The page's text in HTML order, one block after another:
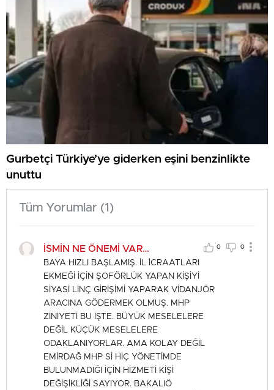
Gurbetçi Türkiye’ye giderken eşini benzinlikte
unuttu
Tüm Yorumlar (1)
İSMİN NE ÖNEMİ VAR… 0 0
BAYA HIZLI BAŞLAMIŞ. İL İCRAATLARI
EKMEĞİ İÇİN ŞOFÖRLÜK YAPAN KİŞİYİ
SİYASİ LİNÇ GİRİŞİMİ YAPARAK VİDANJÖR
ARACINA GÖDERMEK OLMUŞ. MHP
ZİNİYETİ BU İŞTE. BÜYÜK MESELELERE
DEĞİL KÜÇÜK MESELELERE
ODAKLANIYORLAR. AMA KOLAY DEĞİL
EMİRDAĞ MHP Sİ HİÇ YÖNETİMDE
BULUNMADIĞI İÇİN HİZMETİ KİŞİ
DEĞİŞİKLİĞİ SAYIYOR. BAKALIÖ